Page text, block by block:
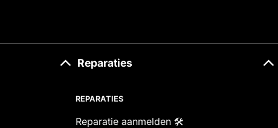
Reparaties
REPARATIES
Reparatie aanmelden 🛠️